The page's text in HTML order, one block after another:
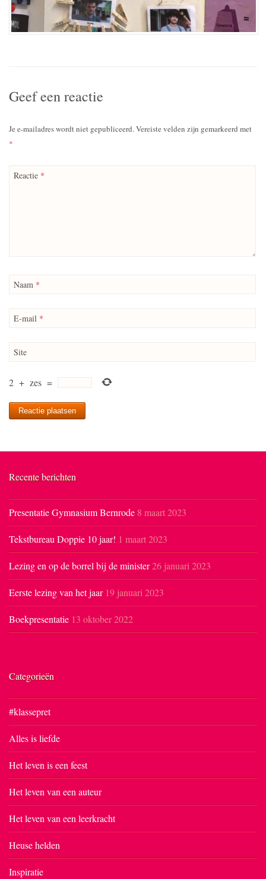
Geef een reactie
Je e-mailadres wordt niet gepubliceerd.Vereiste velden zijn gemarkeerd met
*
Reactie *
Naam *
E-mail *
Site
2 + zes =
Recente berichten
Presentatie Gymnasium Bernrode 8 maart 2023
Tekstbureau Doppie 10 jaar! 1 maart 2023
Lezing en op de borrel bij de minister26 januari 2023
Eerste lezing van het jaar 19 januari 2023
Boekpresentatie 13 oktober 2022
Categorieën
#klassepret
Alles is liefde
Het leven is een feest
Het leven van een auteur
Het leven van een leerkracht
Heuse helden
Inspiratie